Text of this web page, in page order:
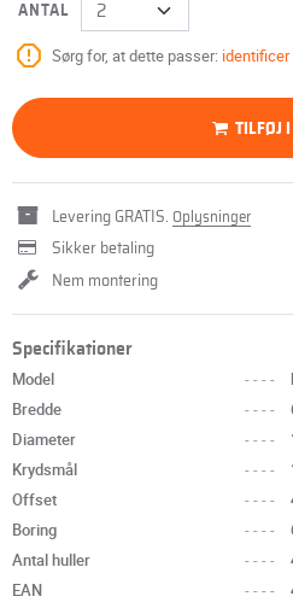
ANTAL
Sørg for, at dette passer:
TILFØJ I
Levering GRATIS. Oplysninger
Sikker betaling
Nem montering
Specifikationer
Model ----
Bredde
----
Diameter
----
Krydsmål
----
Offset
----
Boring
----
Antal huller
----
EAN
----